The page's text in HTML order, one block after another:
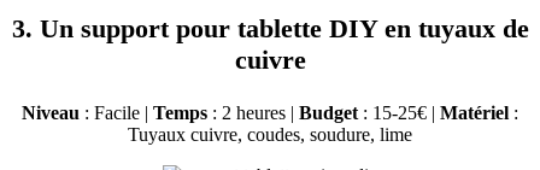
3. Un support pour tablette DIY en tuyaux de
cuivre
Niveau : Facile | Temps : 2 heures | Budget : 15-25€ | Matériel :
Tuyaux cuivre, coudes, soudure, lime